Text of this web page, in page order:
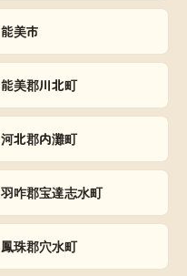
能美市
能美郡川北町
河北郡内灘町
羽咋郡宝達志水町
鳳珠郡穴水町